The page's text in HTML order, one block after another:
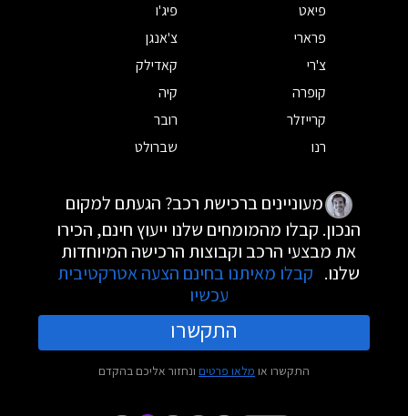
פיאט
פיג'ו
פרארי
צ'אנגן
צ'רי
קאדילק
קופרה
קיה
קרייזלר
רובר
רנו
שברולט
מעוניינים ברכישת רכב? הגעתם למקום
הנכון. קבלו מהמומחים שלנו ייעוץ חינם, הכירו
את מבצעי הרכב וקבוצות הרכישה המיוחדות
שלנו. קבלו מאיתנו בחינם הצעה אטרקטיבית
עכשיו
התקשרו
התקשרו או מלאו פרטים ונחזור אליכם בהקדם